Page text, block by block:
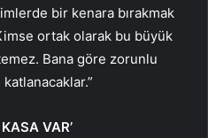
bir kenara bırakmak
ortak olarak bu büyük
Bana göre zorunlu
VAR’